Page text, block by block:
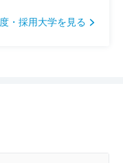
・採用大学を見る